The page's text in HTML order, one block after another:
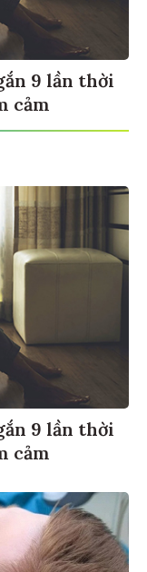
9 lần thời
cảm
9 lần thời
cảm